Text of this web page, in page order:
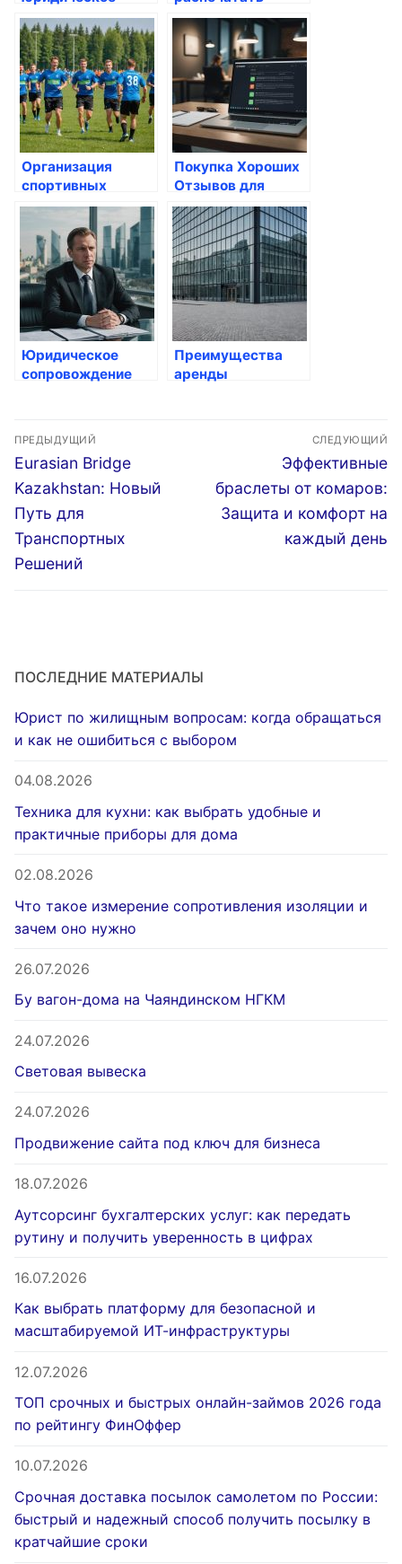
обслуживание
организации:
стоимость услуг
правового
сопровождения
бизнеса и
деятельности
юридических лиц
листовки дешево в
типографии
«Экспресс»
Организация
спортивных
мероприятий и
тимбилдинга в
Новосибирске
АрсПро: как
сделать ваш
корпоратив
запоминающимся
Покупка Хороших
Отзывов для
Компании в
Интернете: Плюсы
и Минусы
Юридическое
сопровождение
Москве —
КОМПАС ПРАВА
Преимущества
аренды
Навигация
по
записям
ПРЕДЫДУЩИЙ
Предыдущая
запись:
Eurasian Bridge
Kazakhstan: Новый
Путь для
Транспортных
Решений
СЛЕДУЮЩИЙ
Следующая
запись:
Эффективные
браслеты от комаров:
Защита и комфорт на
каждый день
ПОСЛЕДНИЕ МАТЕРИАЛЫ
Юрист по жилищным вопросам: когда обращаться
и как не ошибиться с выбором
04.08.2026
Техника для кухни: как выбрать удобные и
практичные приборы для дома
02.08.2026
Что такое измерение сопротивления изоляции и
зачем оно нужно
26.07.2026
Бу вагон-дома на Чаяндинском НГКМ
24.07.2026
Световая вывеска
24.07.2026
Продвижение сайта под ключ для бизнеса
18.07.2026
Аутсорсинг бухгалтерских услуг: как передать
рутину и получить уверенность в цифрах
16.07.2026
Как выбрать платформу для безопасной и
масштабируемой ИТ-инфраструктуры
12.07.2026
ТОП срочных и быстрых онлайн-займов 2026 года
по рейтингу ФинОффер
10.07.2026
Срочная доставка посылок самолетом по России:
быстрый и надежный способ получить посылку в
кратчайшие сроки